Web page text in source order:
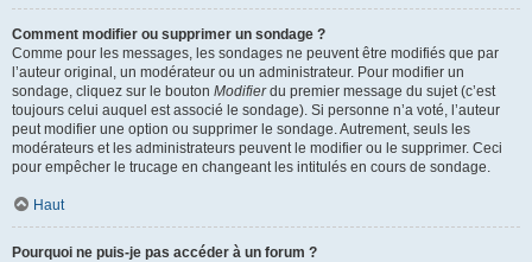
Comment modifier ou supprimer un sondage ?
Comme pour les messages, les sondages ne peuvent être modifiés que par
l’auteur original, un modérateur ou un administrateur. Pour modifier un
sondage, cliquez sur le bouton Modifierdu premier message du sujet (c’est
toujours celui auquel est associé le sondage). Si personne n’a voté, l’auteur
peut modifier une option ou supprimer le sondage. Autrement, seuls les
modérateurs et les administrateurs peuvent le modifier ou le supprimer. Ceci
pour empêcher le trucage en changeant les intitulés en cours de sondage.
Haut
Pourquoi ne puis-je pas accéder à un forum ?